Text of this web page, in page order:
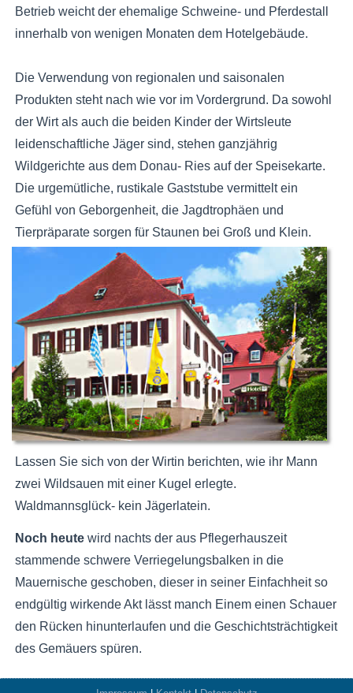
Betrieb weicht der ehemalige Schweine- und Pferdestall
innerhalb von wenigen Monaten dem Hotelgebäude.
Die Verwendung von regionalen und saisonalen
Produkten steht nach wie vor im Vordergrund. Da sowohl
der Wirt als auch die beiden Kinder der Wirtsleute
leidenschaftliche Jäger sind, stehen ganzjährig
Wildgerichte aus dem Donau- Ries auf der Speisekarte.
Die urgemütliche, rustikale Gaststube vermittelt ein
Gefühl von Geborgenheit, die Jagdtrophäen und
Tierpräparate sorgen für Staunen bei Groß und Klein.
Lassen Sie sich von der Wirtin berichten, wie ihr Mann
zwei Wildsauen mit einer Kugel erlegte.
Waldmannsglück- kein Jägerlatein.
Noch heute wird nachts der aus Pflegerhauszeit
stammende schwere Verriegelungsbalken in die
Mauernische geschoben, dieser in seiner Einfachheit so
endgültig wirkende Akt lässt manch Einem einen Schauer
den Rücken hinunterlaufen und die Geschichtsträchtigkeit
des Gemäuers spüren.